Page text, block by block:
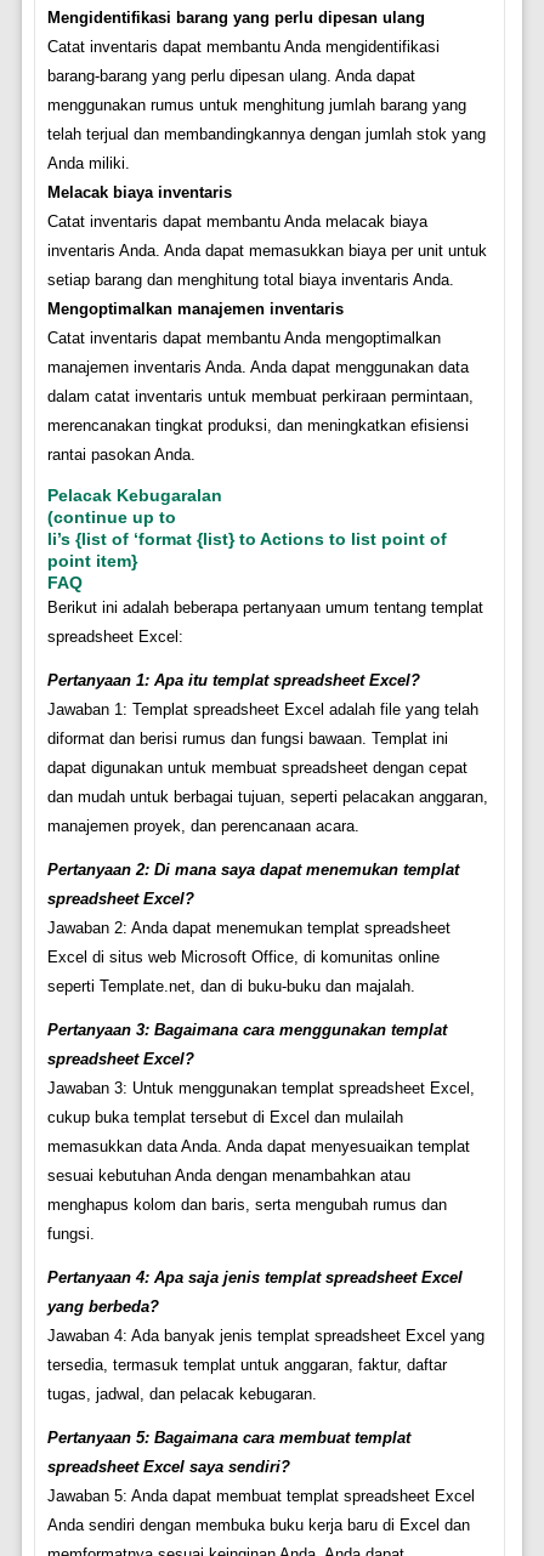
Mengidentifikasi barang yang perlu dipesan ulang
Catat inventaris dapat membantu Anda mengidentifikasi
barang-barang yang perlu dipesan ulang. Anda dapat
menggunakan rumus untuk menghitung jumlah barang yang
telah terjual dan membandingkannya dengan jumlah stok yang
Anda miliki.
Melacak biaya inventaris
Catat inventaris dapat membantu Anda melacak biaya
inventaris Anda. Anda dapat memasukkan biaya per unit untuk
setiap barang dan menghitung total biaya inventaris Anda.
Mengoptimalkan manajemen inventaris
Catat inventaris dapat membantu Anda mengoptimalkan
manajemen inventaris Anda. Anda dapat menggunakan data
dalam catat inventaris untuk membuat perkiraan permintaan,
merencanakan tingkat produksi, dan meningkatkan efisiensi
rantai pasokan Anda.
Pelacak Kebugaralan
(continue up to
li’s {list of ‘format {list} to Actions to list point of
point item}
FAQ
Berikut ini adalah beberapa pertanyaan umum tentang templat
spreadsheet Excel:
Pertanyaan 1: Apa itu templat spreadsheet Excel?
Jawaban 1: Templat spreadsheet Excel adalah file yang telah
diformat dan berisi rumus dan fungsi bawaan. Templat ini
dapat digunakan untuk membuat spreadsheet dengan cepat
dan mudah untuk berbagai tujuan, seperti pelacakan anggaran,
manajemen proyek, dan perencanaan acara.
Pertanyaan 2: Di mana saya dapat menemukan templat
spreadsheet Excel?
Jawaban 2: Anda dapat menemukan templat spreadsheet
Excel di situs web Microsoft Office, di komunitas online
seperti Template.net, dan di buku-buku dan majalah.
Pertanyaan 3: Bagaimana cara menggunakan templat
spreadsheet Excel?
Jawaban 3: Untuk menggunakan templat spreadsheet Excel,
cukup buka templat tersebut di Excel dan mulailah
memasukkan data Anda. Anda dapat menyesuaikan templat
sesuai kebutuhan Anda dengan menambahkan atau
menghapus kolom dan baris, serta mengubah rumus dan
fungsi.
Pertanyaan 4: Apa saja jenis templat spreadsheet Excel
yang berbeda?
Jawaban 4: Ada banyak jenis templat spreadsheet Excel yang
tersedia, termasuk templat untuk anggaran, faktur, daftar
tugas, jadwal, dan pelacak kebugaran.
Pertanyaan 5: Bagaimana cara membuat templat
spreadsheet Excel saya sendiri?
Jawaban 5: Anda dapat membuat templat spreadsheet Excel
Anda sendiri dengan membuka buku kerja baru di Excel dan